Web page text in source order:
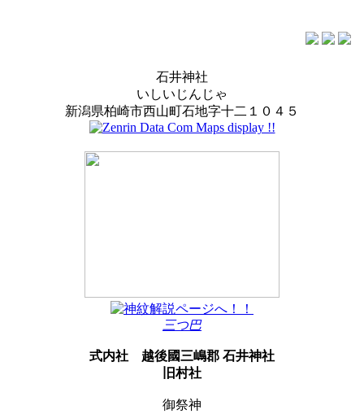
石井神社
いしいじんじゃ
新潟県柏崎市西山町石地字十二１０４５
三つ巴
式内社
越後國三嶋郡 石井神社
旧村社
御祭神